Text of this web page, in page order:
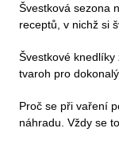
Švestková sezona
receptů, v nichž si
Švestkové
tvaroh pro
Proč se při vaření
náhradu. Vždy se